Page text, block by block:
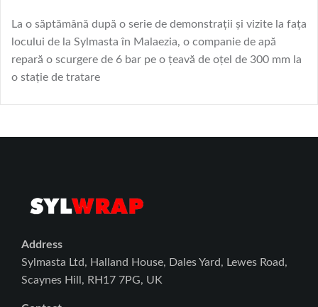
La o săptămână după o serie de demonstrații și vizite la fața
locului de la Sylmasta în Malaezia, o companie de apă
repară o scurgere de 6 bar pe o țeavă de oțel de 300 mm la
o stație de tratare
Address
Sylmasta Ltd, Halland House, Dales Yard, Lewes Road,
Scaynes Hill, RH17 7PG, UK